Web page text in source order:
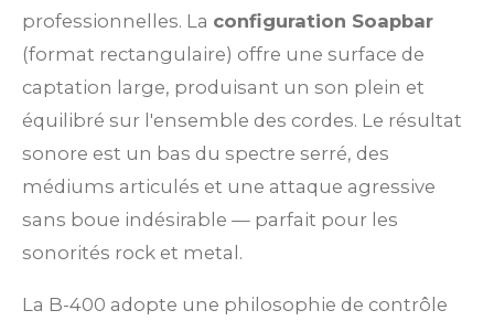
professionnelles. La configuration Soapbar
(format rectangulaire) offre une surface de
captation large, produisant un son plein et
équilibré sur l'ensemble des cordes. Le résultat
sonore est un bas du spectre serré, des
médiums articulés et une attaque agressive
sans boue indésirable — parfait pour les
sonorités rock et metal.
La B-400 adopte une philosophie de contrôle